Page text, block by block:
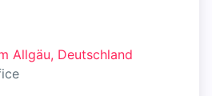
Allgäu, Deutschland